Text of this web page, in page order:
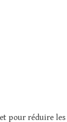
pour réduire